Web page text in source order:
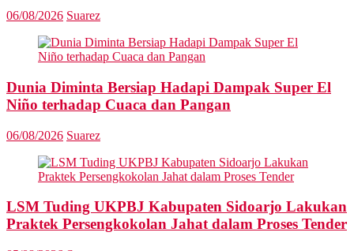
06/08/2026 Suarez
Dunia Diminta Bersiap Hadapi Dampak Super El
Niño terhadap Cuaca dan Pangan
06/08/2026 Suarez
LSM Tuding UKPBJ Kabupaten Sidoarjo Lakukan
Praktek Persengkokolan Jahat dalam Proses Tender